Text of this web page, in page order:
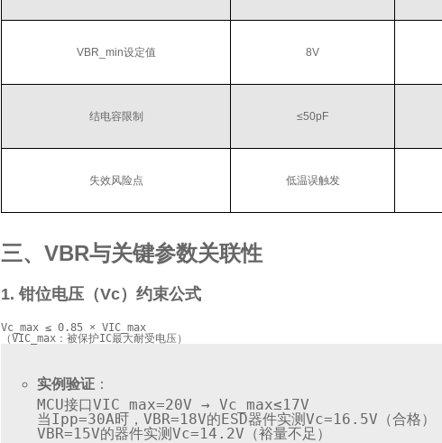
VBR_min设定值 8V
结电容限制 ≤50pF
失效风险点 低温误触发
三、VBR与关键参数关联性
1. 钳位电压（Vc）约束公式
Vc _max ≤ 0.85 × VIC_max
（VIC_
实例验证 ：
MCU接口VIC_max=20V → Vc_max≤17V
当Ipp=30A时，VBR=18V的ESD器件实测Vc=16.5
VBR=15V的器件实测Vc=14.2